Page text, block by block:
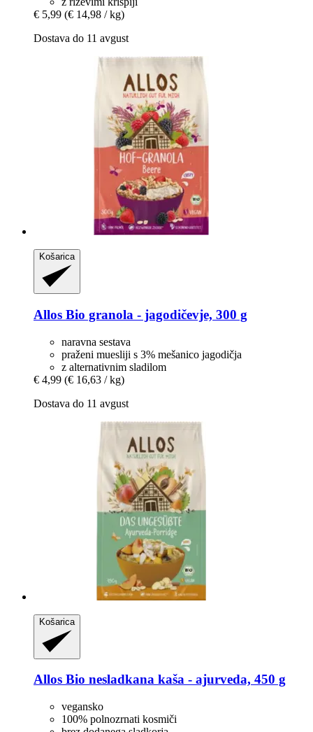
€ 5,99 (€ 14,98 / kg)
Dostava do 11 avgust
Košarica
Allos Bio granola -​ jagodičevje, 300 g
naravna sestava
praženi muesliji s 3% mešanico jagodičja
z alternativnim sladilom
€ 4,99 (€ 16,63 / kg)
Dostava do 11 avgust
Košarica
Allos Bio nesladkana kaša -​ ajurveda, 450 g
vegansko
100% polnozrnati kosmiči